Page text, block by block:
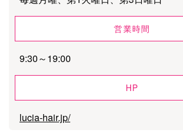
営業時間
9:30～19:00
HP
lucia-hair.jp/